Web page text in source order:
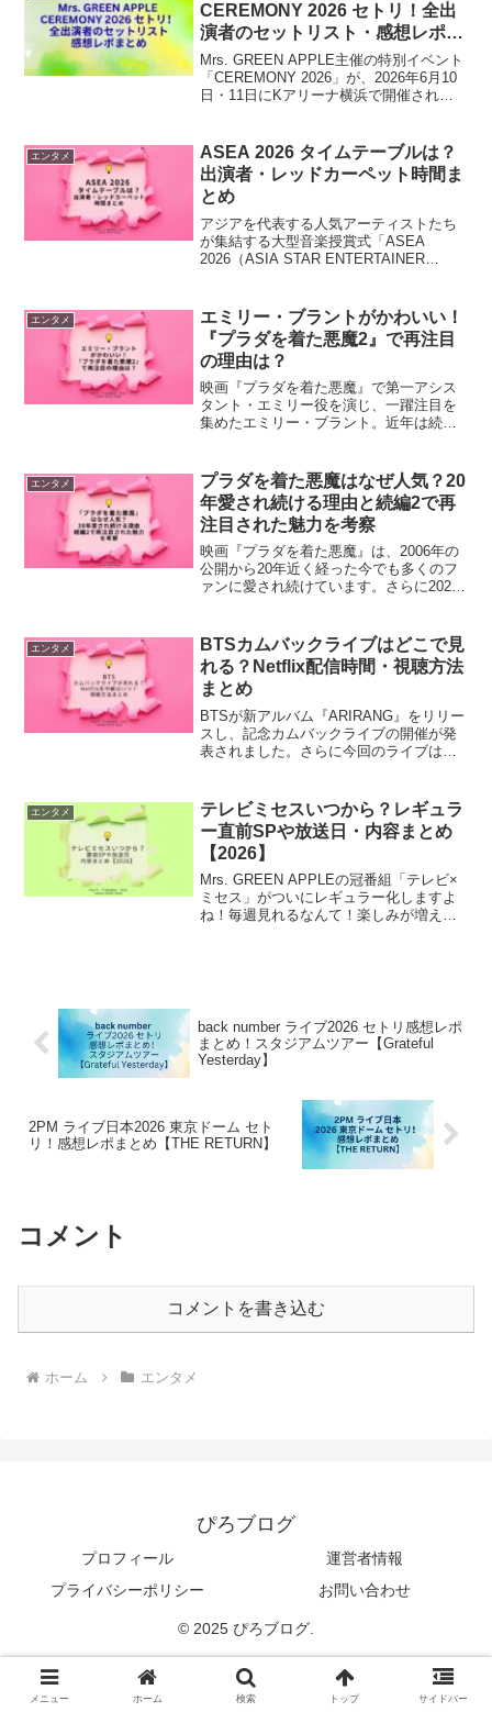
CEREMONY 2026 セトリ！全出
演者のセットリスト・感想レポま
とめ
Mrs. GREEN APPLE主催の特別イベント
「CEREMONY 2026」が、2026年6月10
日・11日にKアリーナ横浜で開催されま
ョン・カルチャーが融合し...
エンタメ
ASEA 2026 タイムテーブルは？
出演者・レッドカーペット時間ま
とめ
アジアを代表する人気アーティストたち
が集結する大型音楽授賞式「ASEA
2026（ASIA STAR ENTERTAINER
ます！ATEEZやENH...
エンタメ
エミリー・ブラントがかわいい！
『プラダを着た悪魔2』で再注目
の理由は？
映画『プラダを着た悪魔』で第一アシス
タント・エミリー役を演じ、一躍注目を
集めたエミリー・ブラント。近年は続編
ます。「エミリー・ブラントってかわい
い！」「昔よりさらに洗...
エンタメ
プラダを着た悪魔はなぜ人気？20
年愛され続ける理由と続編2で再
注目された魅力を考察
映画『プラダを着た悪魔』は、2006年の
公開から20年近く経った今でも多くのフ
ァンに愛され続けています。さらに2026
SNSでも、「何度観ても面白い」「大人
になってか...
エンタメ
BTSカムバックライブはどこで見
れる？Netflix配信時間・視聴方法
まとめ
BTSが新アルバム『ARIRANG』をリリー
スし、記念カムバックライブの開催が発
表されました。さらに今回のライブは、
ライブはどこで見れる？Netflix生中継...
エンタメ
テレビミセスいつから？レギュラ
ー直前SPや放送日・内容まとめ
【2026】
Mrs. GREEN APPLEの冠番組「テレビ×
ミセス」がついにレギュラー化しますよ
ね！毎週見れるなんて！楽しみが増えた
back number ライブ2026 セトリ感想レポ
まとめ！スタジアムツアー【Grateful
Yesterday】
2PM ライブ日本2026 東京ドーム セト
リ！感想レポまとめ【THE RETURN】
コメント
コメントを書き込む
ホーム エンタメ
ぴろブログ
プロフィール
運営者情報
プライバシーポリシー
お問い合わせ
© 2025 ぴろブログ.
メニュー ホーム 検索 トップ サイドバー